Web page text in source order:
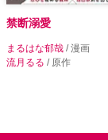
禁断溺愛
まるはな郁哉 / 漫画
流月るる / 原作